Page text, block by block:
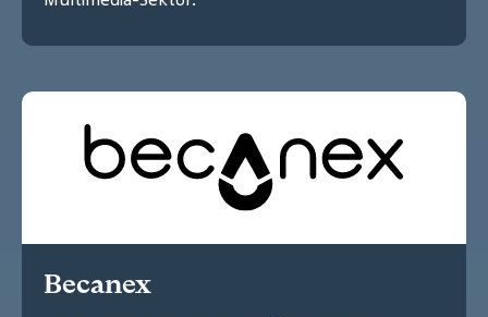
Becanex